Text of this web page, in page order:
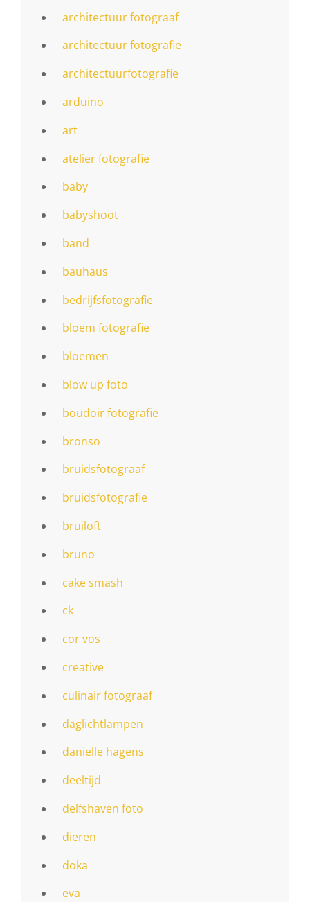
architectuur fotograaf
architectuur fotografie
architectuurfotografie
arduino
art
atelier fotografie
baby
babyshoot
band
bauhaus
bedrijfsfotografie
bloem fotografie
bloemen
blow up foto
boudoir fotografie
bronso
bruidsfotograaf
bruidsfotografie
bruiloft
bruno
cake smash
ck
cor vos
creative
culinair fotograaf
daglichtlampen
danielle hagens
deeltijd
delfshaven foto
dieren
doka
eva